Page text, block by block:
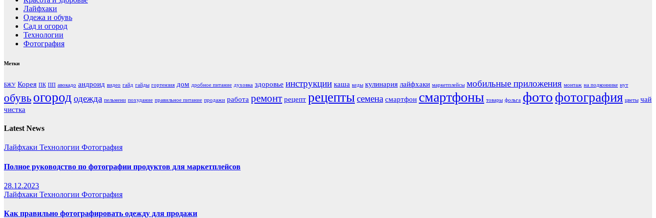
Лайфхаки
Одежа и обувь
Сад и огород
Технологии
Фотография
Метки
БЖУ Корея ПК ПП авокадо андроид видео гайд гайды гортензия дом дробное питание духовка здоровье инструкции каша кеды кулинария лайфхаки маркетплейсы мобильные приложения монтаж на подконнике нут
обувьогород одежда пельмени похудание правильное питание продажи работа ремонт рецепт рецептысемена смартфон смартфоны товары фольга фото фотография цветы чай
чистка
Latest News
Лайфхаки Технологии Фотография
Полное руководство по фотографии продуктов для маркетплейсов
28.12.2023
Лайфхаки Технологии Фотография
Как правильно фотографировать одежду для продажи